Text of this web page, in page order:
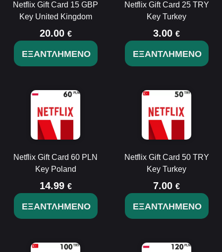
Netflix Gift Card 15 GBP
Key United Kingdom
20.00 €
ΕΞΑΝΤΛΗΜΈΝΟ
Netflix Gift Card 25 TRY
Key Turkey
3.00 €
ΕΞΑΝΤΛΗΜΈΝΟ
Netflix Gift Card 60 PLN
Key Poland
14.99 €
ΕΞΑΝΤΛΗΜΈΝΟ
Netflix Gift Card 50 TRY
Key Turkey
7.00 €
ΕΞΑΝΤΛΗΜΈΝΟ